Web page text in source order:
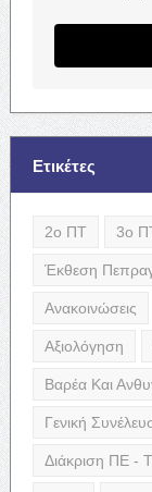
Ετικέτες
2ο ΠΤ 3ο
Έκθεση
Ανακοινώσεις
Αξιολόγηση
Βαρέα Και
Γενική
Διάκριση ΠΕ -